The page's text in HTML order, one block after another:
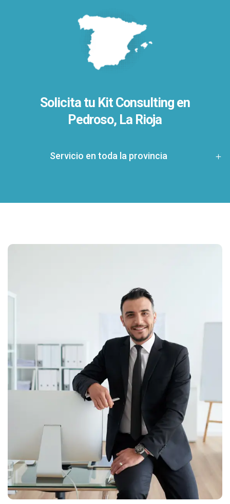
Solicita tu Kit Consulting en
Pedroso, La Rioja
Servicio en toda la provincia